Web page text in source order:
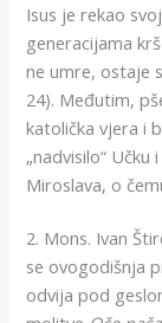
Isus je rekao
generacijama
ne umre, ostaje
24). Međutim,
katolička vjera i
„nadvisilo“
Miroslava, o
2. Mons. Ivan
se ovogodišnja
odvija pod